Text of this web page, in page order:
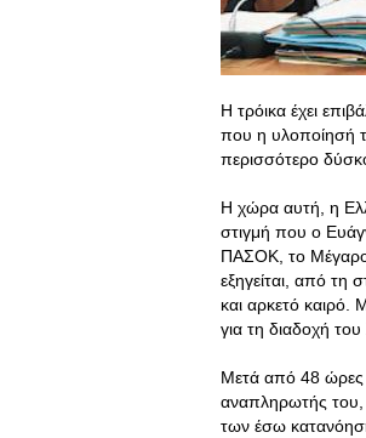
Η τρόικα έχει
που η υλοποίησή
περισσότερο
Η χώρα αυτή, η
στιγμή που ο
ΠΑΣΟΚ, το Μέγαρο
εξηγείται, από τη
και αρκετό καιρό.
για τη διαδοχή
Μετά από 48 ώρες
αναπληρωτής του,
των έσω